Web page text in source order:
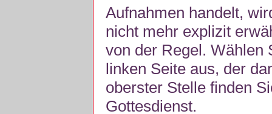
Aufnahmen handelt,
nicht mehr explizit
von der Regel. Wählen
linken Seite aus, der
oberster Stelle finden
Gottesdienst.